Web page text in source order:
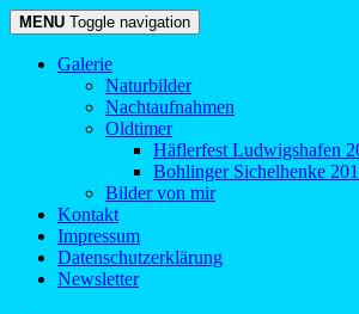
MENU Toggle navigation
Galerie
Naturbilder
Nachtaufnahmen
Oldtimer
Häflerfest Ludwigshafen
Bohlinger Sichelhenke
Bilder von mir
Kontakt
Impressum
Datenschutzerklärung
Newsletter